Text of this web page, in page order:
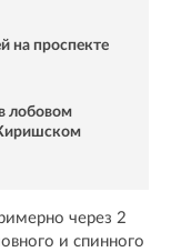
на проспекте
лобовом
через 2
и спинного